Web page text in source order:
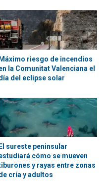
Máximo riesgo de incendios
la Comunitat Valenciana el
del eclipse solar
El sureste peninsular
cómo se mueven
y rayas entre zonas
cría y adultos